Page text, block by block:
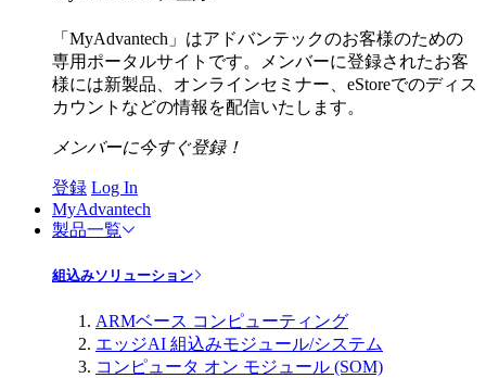
「MyAdvantech」はアドバンテックのお客様のための
専用ポータルサイトです。メンバーに登録されたお客
様には新製品、オンラインセミナー、eStoreでのディス
カウントなどの情報を配信いたします。
メンバーに今すぐ登録！
登録 Log In
MyAdvantech
製品一覧
組込みソリューション
ARMベース コンピューティング
エッジAI 組込みモジュール/システム
コンピュータ オン モジュール (SOM)